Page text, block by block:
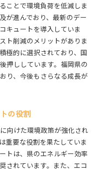
入する際のコスト比較
に貢献する方法
す福岡県住民へのエコ
ートの種類
岡県のゼロエミッショ
の環境保護に貢献
用のメリットとデメリ
トの持続可能な利用法
での導入のメリットを
ことで環境負荷を低減しま
が進んでおり、最新のデー
キュートを導入していま
ト削減のメリットがありま
極的に選択されており、国
押ししています。福岡県の
り、今後もさらなる成長が
の役割
向けた環境政策が強化され
重要な役割を果たしていま
トは、県のエネルギー効率
されています。また、エコ